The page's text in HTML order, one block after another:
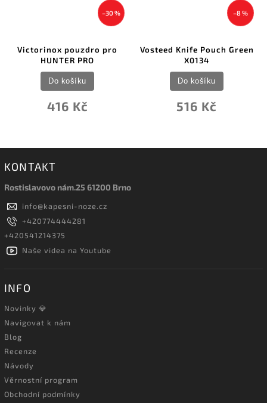
–30 %
Victorinox pouzdro pro
HUNTER PRO
416 Kč
Do košíku
–8 %
Vosteed Knife Pouch Green
X0134
516 Kč
Do košíku
KONTAKT
Rostislavovo nám.25 61200 Brno
info@kapesni-noze.cz
+420774444281
+420541214375
Naše videa na Youtube
INFO
Novinky 💎
Navigovat k nám
Blog
Recenze
Návody
Věrnostní program
Obchodní podmínky